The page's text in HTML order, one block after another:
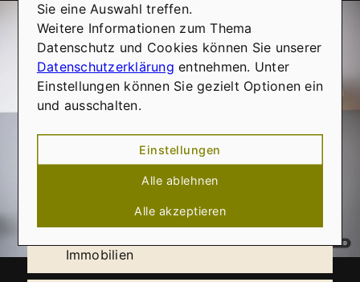
Benötigen Sie Hilfe beim Verkauf Ihrer
Immobilie?
Wir führen Sie gerne durch den gesamten
Verkaufsprozess und vermitteln Ihnen
gleichzeitig auf Wunsch auch eine neue
Erfahrenes Team, das genau zuhört und
Ihre Vision versteht
Breites Netzwerk und Insider-Kenntnisse
Immobilien
Sie eine Auswahl treffen.
Weitere Informationen zum Thema
Datenschutz und Cookies können Sie unserer
Datenschutzerklärung entnehmen. Unter
Einstellungen können Sie gezielt Optionen ein
und ausschalten.
Einstellungen
Alle ablehnen
Alle akzeptieren